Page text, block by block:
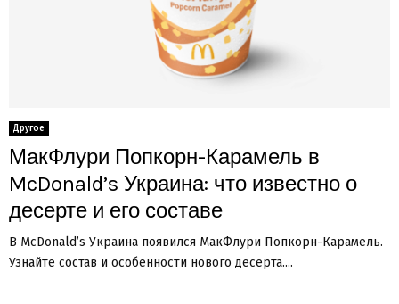
Другое
МакФлури Попкорн-Карамель в
McDonald’s Украина: что известно о
десерте и его составе
В McDonald’s Украина появился МакФлури Попкорн-Карамель.
Узнайте состав и особенности нового десерта....